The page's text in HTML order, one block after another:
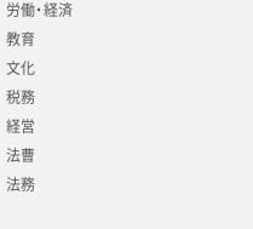
労働・経済
教育
文化
税務
経営
法曹
法務